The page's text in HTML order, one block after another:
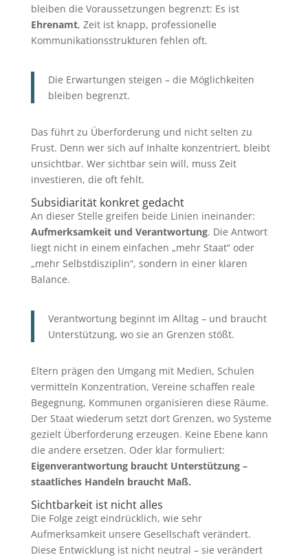
bleiben die Voraussetzungen begrenzt: Es ist
Ehrenamt, Zeit ist knapp, professionelle
Kommunikationsstrukturen fehlen oft.
Die Erwartungen steigen – die Möglichkeiten
bleiben begrenzt.
Das führt zu Überforderung und nicht selten zu
Frust. Denn wer sich auf Inhalte konzentriert, bleibt
unsichtbar. Wer sichtbar sein will, muss Zeit
investieren, die oft fehlt.
Subsidiarität konkret gedacht
An dieser Stelle greifen beide Linien ineinander:
Aufmerksamkeit und Verantwortung. Die Antwort
liegt nicht in einem einfachen „mehr Staat“ oder
„mehr Selbstdisziplin“, sondern in einer klaren
Balance.
Verantwortung beginnt im Alltag – und braucht
Unterstützung, wo sie an Grenzen stößt.
Eltern prägen den Umgang mit Medien, Schulen
vermitteln Konzentration, Vereine schaffen reale
Begegnung, Kommunen organisieren diese Räume.
Der Staat wiederum setzt dort Grenzen, wo Systeme
gezielt Überforderung erzeugen. Keine Ebene kann
die andere ersetzen. Oder klar formuliert:
Eigenverantwortung braucht Unterstützung –
staatliches Handeln braucht Maß.
Sichtbarkeit ist nicht alles
Die Folge zeigt eindrücklich, wie sehr
Aufmerksamkeit unsere Gesellschaft verändert.
Diese Entwicklung ist nicht neutral – sie verändert